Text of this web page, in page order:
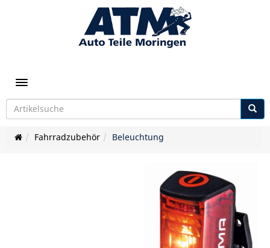
Toggle navigation
Fahrradzubehör Beleuchtung